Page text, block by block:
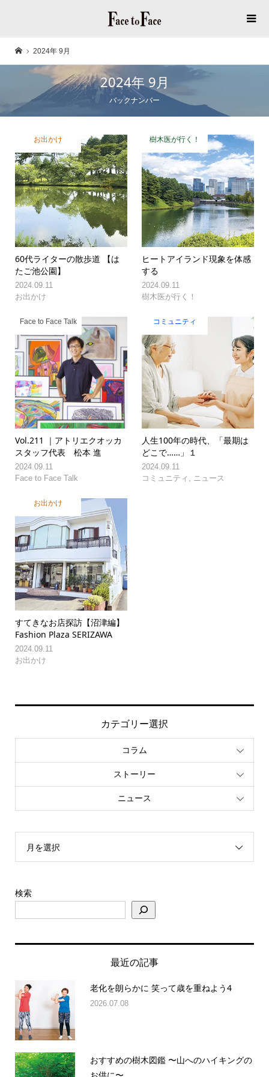
2024年 9月
2024年 9月
バックナンバー
お出かけ
60代ライターの散歩道 【は
たご池公園】
2024.09.11
お出かけ
樹木医が行く！
ヒートアイランド現象を体感
する
2024.09.11
樹木医が行く！
Face to Face Talk
Vol.211 ｜アトリエクオッカ
スタッフ代表 松本 進
2024.09.11
Face to Face Talk
コミュニティ
人生100年の時代、「最期は
どこで……」１
2024.09.11
コミュニティ , ニュース
お出かけ
すてきなお店探訪【沼津編】
Fashion Plaza SERIZAWA
2024.09.11
お出かけ
カテゴリー選択
コラム
ストーリー
ニュース
月を選択
検索
最近の記事
老化を朗らかに 笑って歳を重ねよう4
2026.07.08
おすすめの樹木図鑑 〜山へのハイキングの